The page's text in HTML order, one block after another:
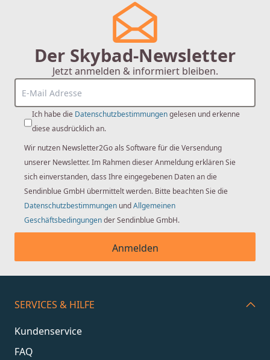
Der Skybad-Newsletter
Jetzt anmelden & informiert bleiben.
Ich habe die Datenschutzbestimmungengelesen und erkenne
diese ausdrücklich an.
Wir nutzen Newsletter2Go als Software für die Versendung
unserer Newsletter. Im Rahmen dieser Anmeldung erklären Sie
sich einverstanden, dass Ihre eingegebenen Daten an die
Sendinblue GmbH übermittelt werden. Bitte beachten Sie die
Datenschutzbestimmungen undAllgemeinen
Geschäftsbedingungender Sendinblue GmbH.
Anmelden
SERVICES & HILFE
Kundenservice
FAQ